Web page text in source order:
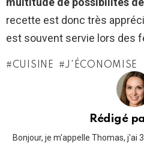
recette est donc très
est souvent servie lors des
CUISINE J'ÉCONOMISE
Rédigé
Bonjour, je m'appelle Thomas, j'ai